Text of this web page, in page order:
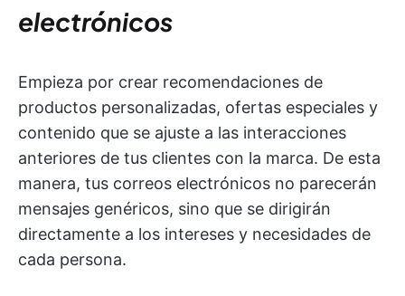
electrónicos
Empieza por crear recomendaciones de
productos personalizadas, ofertas especiales y
contenido que se ajuste a las interacciones
anteriores de tus clientes con la marca. De esta
manera, tus correos electrónicos no parecerán
mensajes genéricos, sino que se dirigirán
directamente a los intereses y necesidades de
cada persona.